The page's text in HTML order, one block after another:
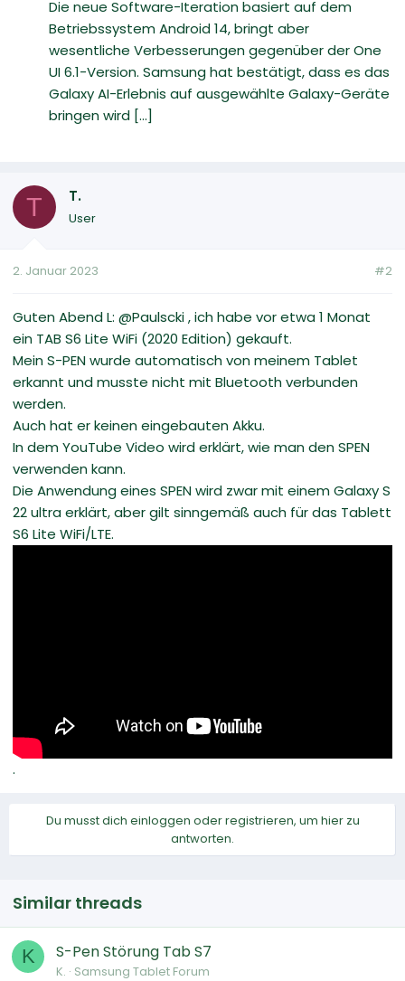
Die neue Software-Iteration basiert auf dem
Betriebssystem Android 14, bringt aber
wesentliche Verbesserungen gegenüber der One
UI 6.1-Version. Samsung hat bestätigt, dass es das
Galaxy AI-Erlebnis auf ausgewählte Galaxy-Geräte
bringen wird [...]
T T.
User
2. Januar 2023 #2
Guten Abend L: @Paulscki , ich habe vor etwa 1 Monat
ein TAB S6 Lite WiFi (2020 Edition) gekauft.
Mein S-PEN wurde automatisch von meinem Tablet
erkannt und musste nicht mit Bluetooth verbunden
werden.
Auch hat er keinen eingebauten Akku.
In dem YouTube Video wird erklärt, wie man den SPEN
verwenden kann.
Die Anwendung eines SPEN wird zwar mit einem Galaxy S
22 ultra erklärt, aber gilt sinngemäß auch für das Tablett
S6 Lite WiFi/LTE.
.
Du musst dich einloggen oder registrieren, um hier zu
antworten.
Similar threads
K S-Pen Störung Tab S7
K. Samsung Tablet Forum